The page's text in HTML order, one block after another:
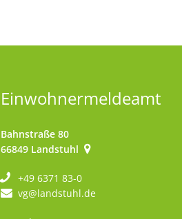
Einwohnermeldeamt
Bahnstraße 80
66849 Landstuhl
+49 6371 83-0
vg@landstuhl.de